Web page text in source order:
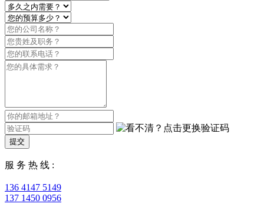
提交
服 务 热 线 :
136 4147 5149
137 1450 0956